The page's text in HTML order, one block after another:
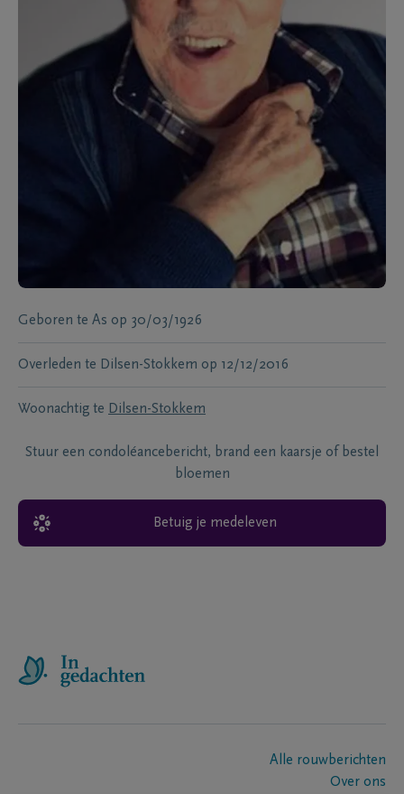
Geboren te As op 30/03/1926
Overleden te Dilsen-Stokkem op 12/12/2016
Woonachtig te Dilsen-Stokkem
Stuur een condoléancebericht, brand een kaarsje of bestel
bloemen
Betuig je medeleven
Alle rouwberichten
Over ons